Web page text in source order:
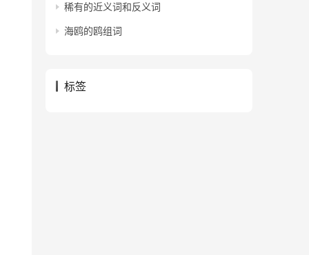
稀有的近义词和反义词
海鸥的鸥组词
标签